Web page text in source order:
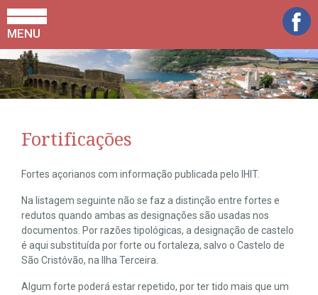
MENU
Fortificações
Fortes açorianos com informação publicada pelo IHIT.
Na listagem seguinte não se faz a distinção entre fortes e
redutos quando ambas as designações são usadas nos
documentos. Por razões tipológicas, a designação de castelo
é aqui substituída por forte ou fortaleza, salvo o Castelo de
São Cristóvão, na Ilha Terceira.
Algum forte poderá estar repetido, por ter tido mais que um